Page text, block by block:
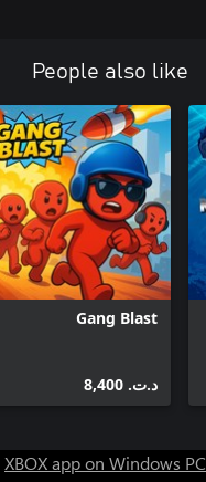
People also like
Gang Blast
د.ت.‏ 8,400
XBOX app on Windows PC